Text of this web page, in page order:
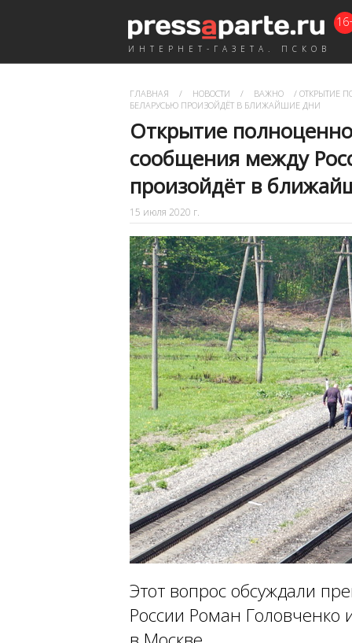
ИНТЕРНЕТ-ГАЗЕТА. ПСКОВ
ГЛАВНАЯ / НОВОСТИ / ВАЖНО / ОТКРЫТИЕ
БЕЛАРУСЬЮ ПРОИЗОЙДЁТ В БЛИЖАЙШИЕ ДНИ
Открытие
сообщения между
произойдёт в
15 июля 2020 г.
Этот вопрос обсуждали
России Роман